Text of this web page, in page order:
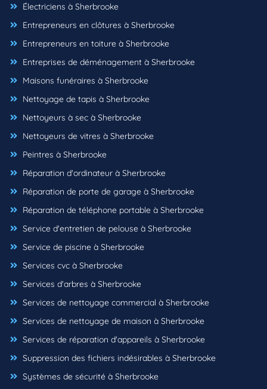
Électriciens à Sherbrooke
Entrepreneurs en clôtures à Sherbrooke
Entrepreneurs en toiture à Sherbrooke
Entreprises de déménagement à Sherbrooke
Maisons funéraires à Sherbrooke
Nettoyage de tapis à Sherbrooke
Nettoyeurs à sec à Sherbrooke
Nettoyeurs de vitres à Sherbrooke
Peintres à Sherbrooke
Réparation d'ordinateur à Sherbrooke
Réparation de porte de garage à Sherbrooke
Réparation de téléphone portable à Sherbrooke
Service d'entretien de pelouse à Sherbrooke
Service de piscine à Sherbrooke
Services cvc à Sherbrooke
Services d'arbres à Sherbrooke
Services de nettoyage commercial à Sherbrooke
Services de nettoyage de maison à Sherbrooke
Services de réparation d'appareils à Sherbrooke
Suppression des fichiers indésirables à Sherbrooke
Systèmes de sécurité à Sherbrooke